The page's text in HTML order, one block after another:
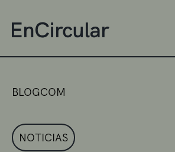
BLOGCOM
NOTICIAS